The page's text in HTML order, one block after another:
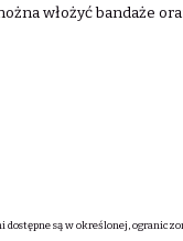
włożyć bandaże
dostępne są w określonej,